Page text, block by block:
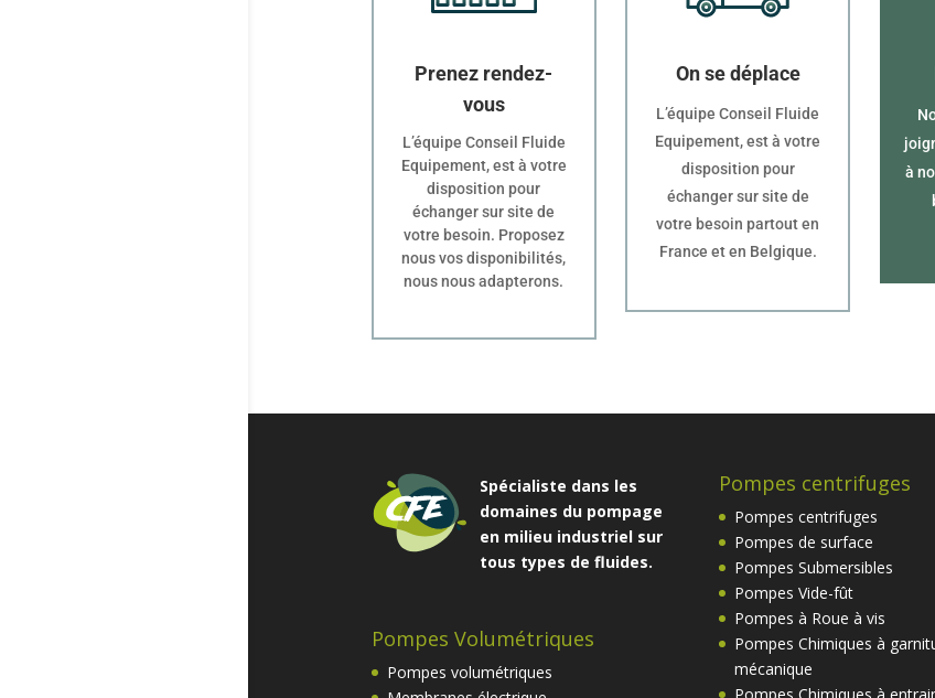
Prenez rendez-
vous
L’équipe Conseil Fluide
Equipement, est à votre
disposition pour
échanger sur site de
votre besoin. Proposez
nous vos disponibilités,
nous nous adapterons.
On se déplace
L’équipe Conseil Fluide
Equipement, est à votre
disposition pour
échanger sur site de
votre besoin partout en
France et en Belgique.
à
Spécialiste dans les
domaines du pompage
en milieu industriel sur
tous types de fluides.
Pompes Volumétriques
Pompes volumétriques
Pompes centrifuges
Pompes centrifuges
Pompes de surface
Pompes Submersibles
Pompes Vide-fût
Pompes à Roue à vis
Pompes Chimiques à
mécanique
Pompes Chimiques à